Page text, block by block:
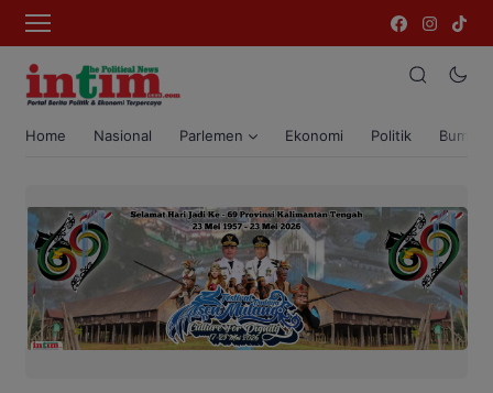
Home Nasional Parlemen Ekonomi Politik Bumi